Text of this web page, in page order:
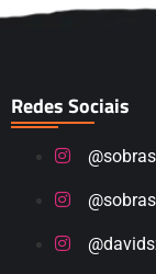
Redes Sociais